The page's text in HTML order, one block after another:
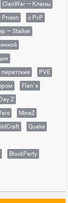
ClanWar — Кланы
с PvP
— Stalker
пиратские
PVE
Flan`s
Day Z
MineZ
Quake
BlockParty